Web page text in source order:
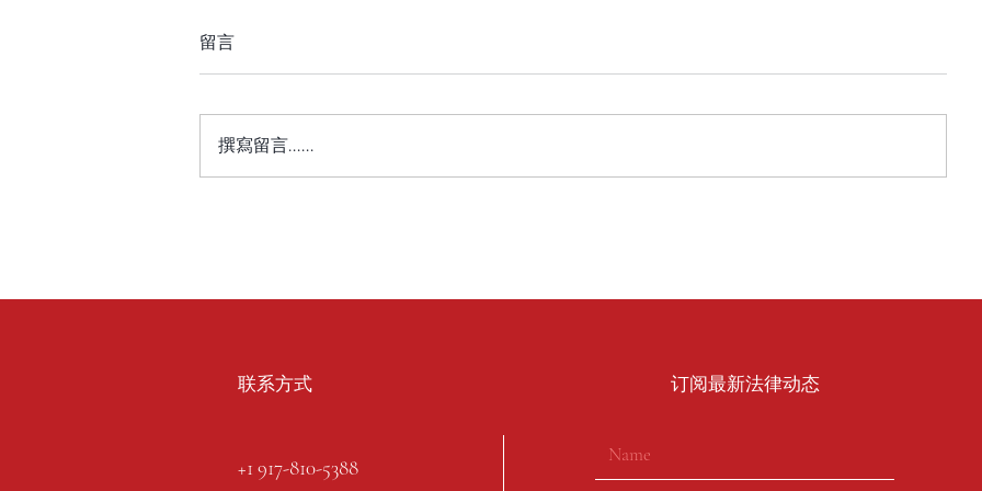
留言
撰寫留言......
联系方式 ​订阅最新法律动态
+1 917-810-5388